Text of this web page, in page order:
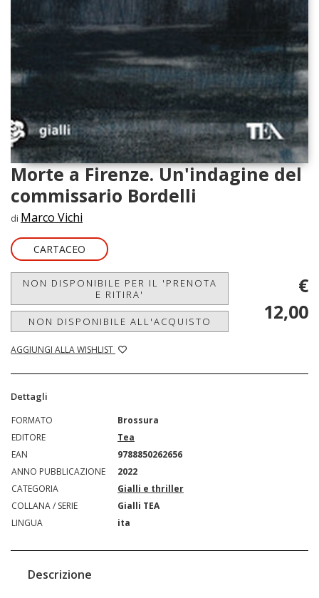
Morte a Firenze. Un'indagine del
commissario Bordelli
di Marco Vichi
CARTACEO
NON DISPONIBILE PER IL 'PRENOTA
E RITIRA'
NON DISPONIBILE ALL'ACQUISTO
AGGIUNGI ALLA WISHLIST
€
12,00
Dettagli
FORMATO
Brossura
EDITORE
Tea
EAN
9788850262656
ANNO PUBBLICAZIONE
2022
CATEGORIA
Gialli e thriller
COLLANA / SERIE
Gialli TEA
LINGUA
ita
Descrizione